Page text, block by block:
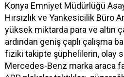
Konya Emniyet Müdürlüğü
Hırsızlık ve Yankesicilik Büro
yüksek miktarda para ve altın
ardından geniş çaplı çalışma
fiziki takipte şüphelilerin, olay
Mercedes-Benz marka araca